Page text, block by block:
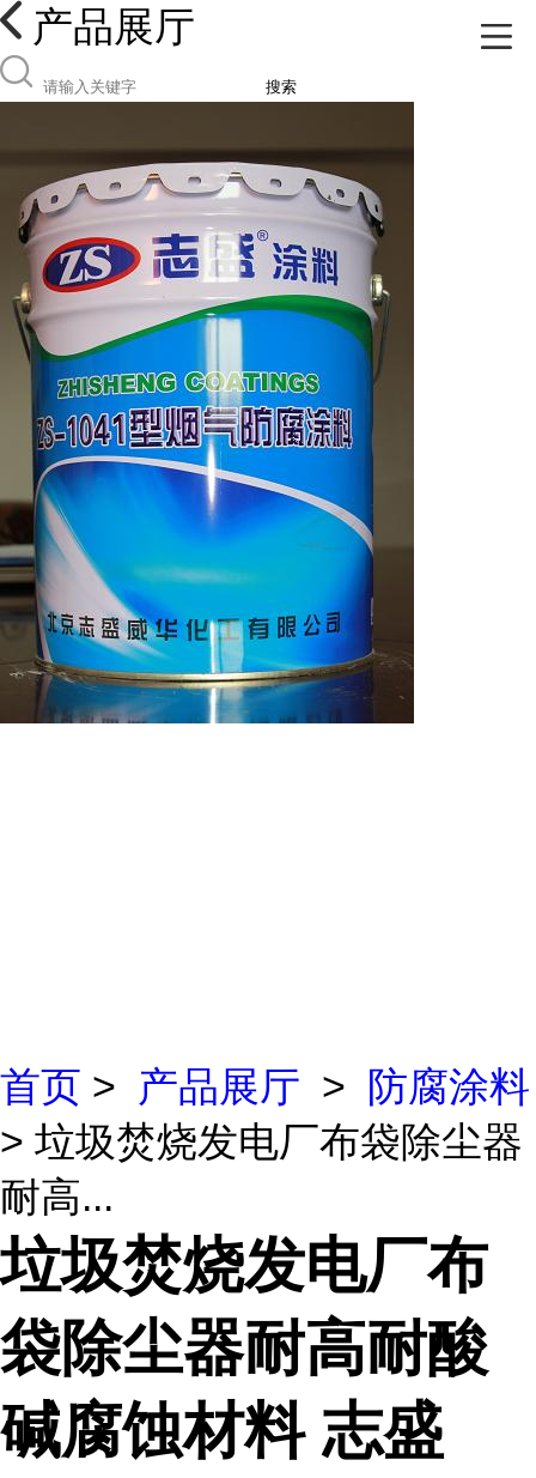
产品展厅
搜索
首页 > 产品展厅 >
防腐涂料
> 垃圾焚烧发电厂布袋除尘器
耐高...
垃圾焚烧发电厂布
袋除尘器耐高耐酸
碱腐蚀材料 志盛